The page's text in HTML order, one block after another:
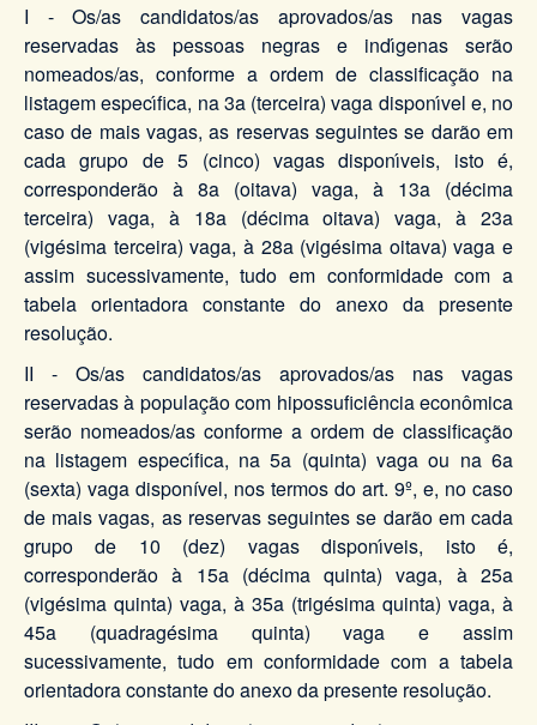
I - Os/as candidatos/as aprovados/as nas vagas
reservadas às pessoas negras e indı́genas serão
nomeados/as, conforme a ordem de classificação na
listagem especı́fica, na 3a (terceira) vaga disponı́vel e, no
caso de mais vagas, as reservas seguintes se darão em
cada grupo de 5 (cinco) vagas disponı́veis, isto é,
corresponderão à 8a (oitava) vaga, à 13a (décima
terceira) vaga, à 18a (décima oitava) vaga, à 23a
(vigésima terceira) vaga, à 28a (vigésima oitava) vaga e
assim sucessivamente, tudo em conformidade com a
tabela orientadora constante do anexo da presente
resolução.
II - Os/as candidatos/as aprovados/as nas vagas
reservadas à população com hipossuficiência econômica
serão nomeados/as conforme a ordem de classificação
na listagem especı́fica, na 5a (quinta) vaga ou na 6a
(sexta) vaga disponível, nos termos do art. 9º, e, no caso
de mais vagas, as reservas seguintes se darão em cada
grupo de 10 (dez) vagas disponı́veis, isto é,
corresponderão à 15a (décima quinta) vaga, à 25a
(vigésima quinta) vaga, à 35a (trigésima quinta) vaga, à
45a (quadragésima quinta) vaga e assim
sucessivamente, tudo em conformidade com a tabela
orientadora constante do anexo da presente resolução.